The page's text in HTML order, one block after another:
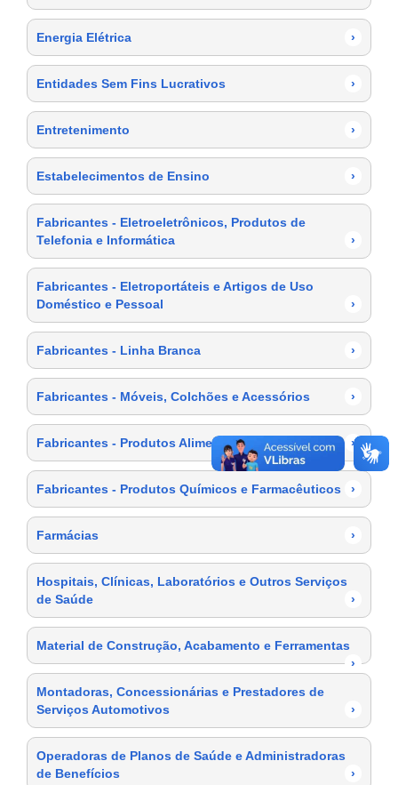
Energia Elétrica ›
Entidades Sem Fins Lucrativos ›
Entretenimento ›
Estabelecimentos de Ensino ›
Fabricantes - Eletroeletrônicos, Produtos de
Telefonia e Informática
›
Fabricantes - Eletroportáteis e Artigos de Uso
Doméstico e Pessoal
›
Fabricantes - Linha Branca ›
Fabricantes - Móveis, Colchões e Acessórios ›
Fabricantes - Produtos Alimentícios ›
Fabricantes - Produtos Químicos e Farmacêuticos ›
Farmácias ›
Hospitais, Clínicas, Laboratórios e Outros Serviços
de Saúde
›
Material de Construção, Acabamento e Ferramentas
›
Montadoras, Concessionárias e Prestadores de
Serviços Automotivos
›
Operadoras de Planos de Saúde e Administradoras
de Benefícios
›